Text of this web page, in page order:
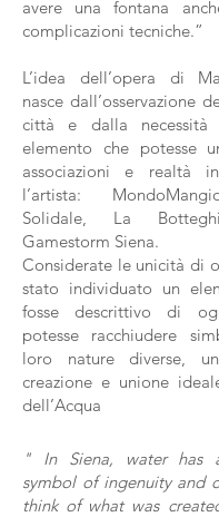
avere una fontana
complicazioni tecniche.”
L’idea dell’opera di
nasce dall’osservazione
città e dalla
elemento che potesse
associazioni e realtà
l’artista:
Solidale, La
Gamestorm Siena.
Considerate le unicità di
stato individuato un
fosse descrittivo di
potesse racchiudere
loro nature diverse,
creazione e unione
dell’Acqua
" In Siena, water has
symbol of ingenuity and
think of what was